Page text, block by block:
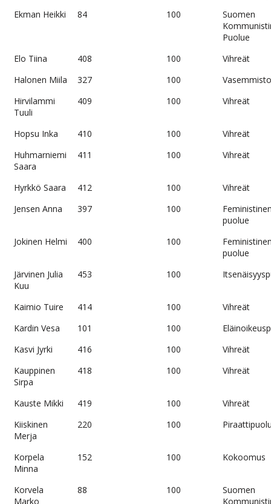
Ekman Heikki
84 100
Suomen
Puolue
Elo Tiina
408 100
Vihreät
Halonen Miila
327 100
Hirvilammi
Tuuli
409 100 Vihreät
Hopsu Inka 410 100
Vihreät
Huhmarniemi
Saara
411 100 Vihreät
Hyrkkö Saara 412 100
Vihreät
Jensen Anna
397 100
puolue
Jokinen Helmi
400 100
puolue
Järvinen Julia
Kuu
453 100
Kaimio Tuire 414 100
Vihreät
Kardin Vesa
101 100
Kasvi Jyrki
416 100
Vihreät
Kauppinen
Sirpa
418 100 Vihreät
Kauste Mikki 419 100
Vihreät
Kiiskinen
Merja
220 100
Korpela
Minna
152 100 Kokoomus
Korvela
Marko
88 100
Suomen